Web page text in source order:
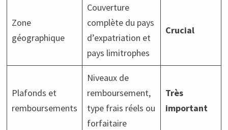
Zone
géographique
Couverture
complète du pays
d’expatriation et
pays limitrophes
Crucial
Plafonds et
remboursements
Niveaux de
remboursement,
type frais réels ou
forfaitaire
Très
important